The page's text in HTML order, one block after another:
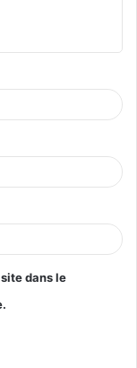
dans le